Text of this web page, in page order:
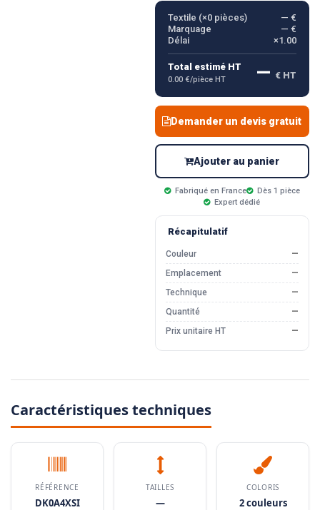
Textile (×0pièces)
— €
Marquage
— €
Délai
×1.00
Total estimé HT
0.00 €/pièce HT — € HT
Demander un devis gratuit
Ajouter au panier
Fabriqué en France
Dès 1 pièce
Expert dédié
Récapitulatif
Couleur
—
Emplacement
—
Technique
—
Quantité
—
Prix unitaire HT
—
Caractéristiques techniques
RÉFÉRENCE
DK0A4XSI
TAILLES
—
COLORIS
2 couleurs